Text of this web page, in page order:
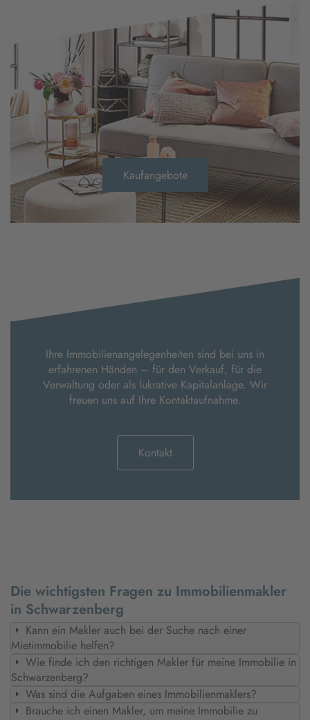
Kaufangebote
Ihre Immobilienangelegenheiten sind bei uns in
erfahrenen Händen – für den Verkauf, für die
Verwaltung oder als lukrative Kapitalanlage. Wir
freuen uns auf Ihre Kontaktaufnahme.
Kontakt
Die wichtigsten Fragen zu Immobilienmakler
in Schwarzenberg
Kann ein Makler auch bei der Suche nach einer
Mietimmobilie helfen?
Wie finde ich den richtigen Makler für meine Immobilie in
Schwarzenberg?
Was sind die Aufgaben eines Immobilienmaklers?
Brauche ich einen Makler, um meine Immobilie zu